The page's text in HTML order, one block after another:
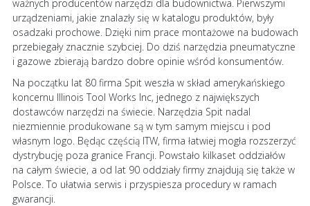
ważnych producentów narzędzi dla budownictwa. Pierwszymi
urządzeniami, jakie znalazły się w katalogu produktów, były
osadzaki prochowe. Dzięki nim prace montażowe na budowach
przebiegały znacznie szybciej. Do dziś narzędzia pneumatyczne
i gazowe zbierają bardzo dobre opinie wśród konsumentów.
Na początku lat 80 firma Spit weszła w skład amerykańskiego
koncernu Illinois Tool Works Inc, jednego z największych
dostawców narzędzi na świecie. Narzędzia Spit nadal
niezmiennie produkowane są w tym samym miejscu i pod
własnym logo. Będąc częścią ITW, firma łatwiej mogła rozszerzyć
dystrybucję poza granice Francji. Powstało kilkaset oddziałów
na całym świecie, a od lat 90 oddziały firmy znajdują się także w
Polsce. To ułatwia serwis i przyspiesza procedury w ramach
gwarancji.